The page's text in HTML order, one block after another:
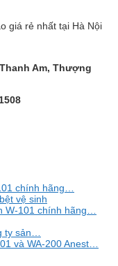
giá rẻ nhất tại Hà Nội
Am, Thượng
chính hãng…
vệ sinh
W-101 chính hãng…
ty sản…
và WA-200 Anest…